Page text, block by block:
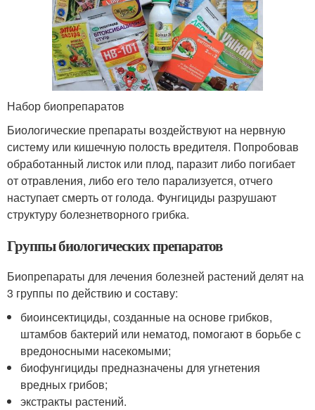
Набор биопрепаратов
Биологические препараты воздействуют на нервную
систему или кишечную полость вредителя. Попробовав
обработанный листок или плод, паразит либо погибает
от отравления, либо его тело парализуется, отчего
наступает смерть от голода. Фунгициды разрушают
структуру болезнетворного грибка.
Группы биологических препаратов
Биопрепараты для лечения болезней растений делят на
3 группы по действию и составу:
биоинсектициды, созданные на основе грибков,
штамбов бактерий или нематод, помогают в борьбе с
вредоносными насекомыми;
биофунгициды предназначены для угнетения
вредных грибов;
экстракты растений.